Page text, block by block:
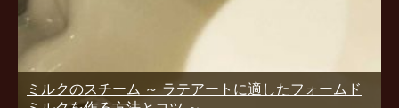
ミルクのスチーム ～ ラテアートに適したフォームド